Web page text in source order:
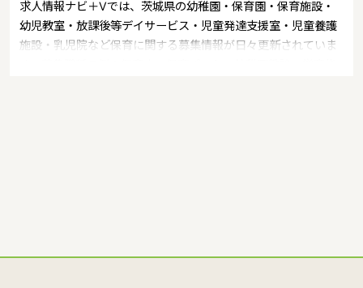
求人情報ナビ＋Vでは、茨城県の幼稚園・保育園・保育施設・
幼児教室・放課後等デイサービス・児童発達支援室・児童養護
施設・乳児院など保育に関する募集情報が日々更新されていま